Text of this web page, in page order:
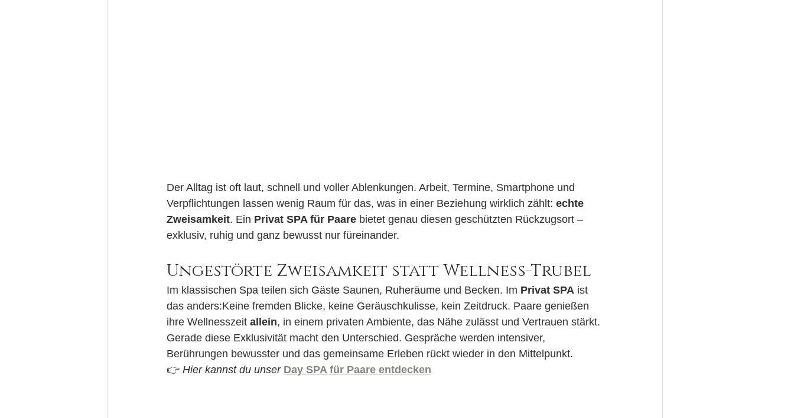
Der Alltag ist oft laut, schnell und voller Ablenkungen. Arbeit, Termine, Smartphone und
Verpflichtungen lassen wenig Raum für das, was in einer Beziehung wirklich zählt: echte
Zweisamkeit. Ein Privat SPA für Paare bietet genau diesen geschützten Rückzugsort –
exklusiv, ruhig und ganz bewusst nur füreinander.
Ungestörte Zweisamkeit statt Wellness-Trubel
Im klassischen Spa teilen sich Gäste Saunen, Ruheräume und Becken. Im Privat SPA ist
das anders:Keine fremden Blicke, keine Geräuschkulisse, kein Zeitdruck. Paare genießen
ihre Wellnesszeit allein, in einem privaten Ambiente, das Nähe zulässt und Vertrauen stärkt.
Gerade diese Exklusivität macht den Unterschied. Gespräche werden intensiver,
Berührungen bewusster und das gemeinsame Erleben rückt wieder in den Mittelpunkt.
👉 Hier kannst du unser Day SPA für Paare entdecken